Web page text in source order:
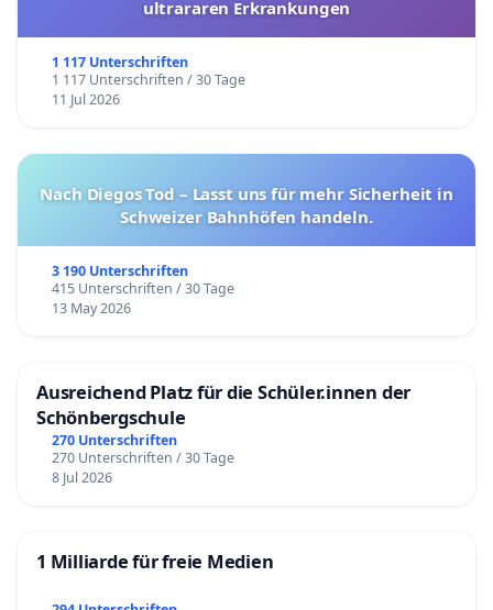
ultrararen Erkrankungen
1 117 Unterschriften
1 117 Unterschriften / 30 Tage
11 Jul 2026
Nach Diegos Tod – Lasst uns für mehr Sicherheit in
Schweizer Bahnhöfen handeln.
3 190 Unterschriften
415 Unterschriften / 30 Tage
13 May 2026
Ausreichend Platz für die Schüler.innen der
Schönbergschule
270 Unterschriften
270 Unterschriften / 30 Tage
8 Jul 2026
1 Milliarde für freie Medien